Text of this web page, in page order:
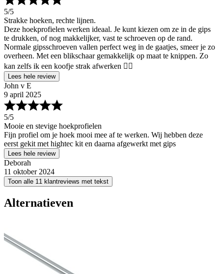
5/5
Strakke hoeken, rechte lijnen.
Deze hoekprofielen werken ideaal. Je kunt kiezen om ze in de gips
te drukken, of nog makkelijker, vast te schroeven op de rand.
Normale gipsschroeven vallen perfect weg in de gaatjes, smeer je zo
overheen. Met een blikschaar gemakkelijk op maat te knippen. Zo
kan zelfs ik een koofje strak afwerken 👍🏼
Lees hele review
John v E
9 april 2025
5/5
Mooie en stevige hoekprofielen
Fijn profiel om je hoek mooi mee af te werken. Wij hebben deze
eerst gekit met hightec kit en daarna afgewerkt met gips
Lees hele review
Deborah
11 oktober 2024
Toon alle 11 klantreviews met tekst
Alternatieven